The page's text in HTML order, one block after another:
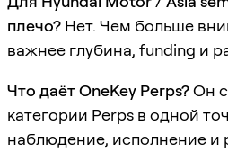
плечо? Нет. Чем больше
важнее глубина, funding и
Что даёт OneKey Perps?Он
категории Perps в одной
наблюдение, исполнение и